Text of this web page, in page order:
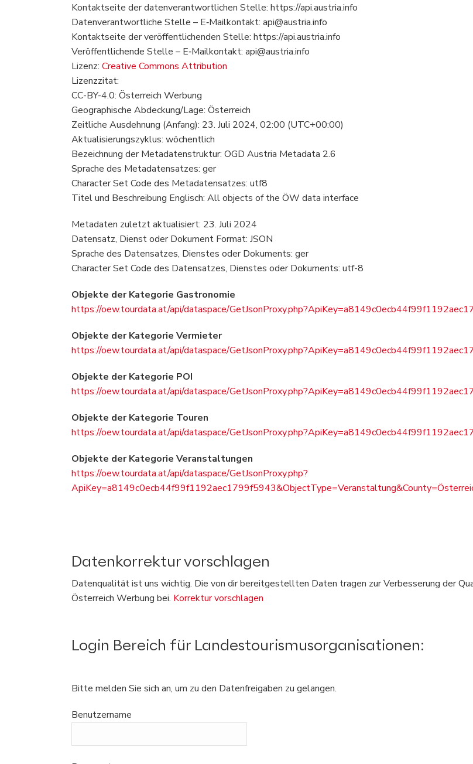
Kontaktseite der datenverantwortlichen Stelle: https://api.austria.info
Datenverantwortliche Stelle – E‑Mailkontakt: api@austria.info
Kontaktseite der veröffentlichenden Stelle: https://api.austria.info
Veröffentlichende Stelle – E‑Mailkontakt: api@austria.info
Lizenz: Creative Commons Attribution
Lizenzzitat:
CC-BY-4.0: Österreich Werbung
Geographische Abdeckung/Lage: Österreich
Zeitliche Ausdehnung (Anfang): 23. Juli 2024, 02:00 (UTC+00:00)
Aktualisierungszyklus: wöchentlich
Bezeichnung der Metadatenstruktur: OGD Austria Metadata 2.6
Sprache des Metadatensatzes: ger
Character Set Code des Metadatensatzes: utf8
Titel und Beschreibung Englisch: All objects of the ÖW data interface
Metadaten zuletzt aktualisiert: 23. Juli 2024
Datensatz, Dienst oder Dokument Format: JSON
Sprache des Datensatzes, Dienstes oder Dokuments: ger
Character Set Code des Datensatzes, Dienstes oder Dokuments: utf-8
Objekte der Kategorie Gastronomie
https://oew.tourdata.at/api/dataspace/
Objekte der Kategorie Vermieter
https://oew.tourdata.at/api/dataspace/
Objekte der Kategorie POI
https://oew.tourdata.at/api/dataspace/
Objekte der Kategorie Touren
https://oew.tourdata.at/api/dataspace/
Objekte der Kategorie Veranstaltungen
https://oew.tourdata.at/api/dataspace/GetJsonProxy.php?
Datenkorrektur vorschlagen
Datenqualität ist uns wichtig. Die von dir bereitgestellten Daten tragen zur Verbesserung der
Österreich Werbung bei. Korrektur vorschlagen
Login Bereich für Landestourismusorganisationen:
Bitte melden Sie sich an, um zu den Datenfreigaben zu gelangen.
Benutzername